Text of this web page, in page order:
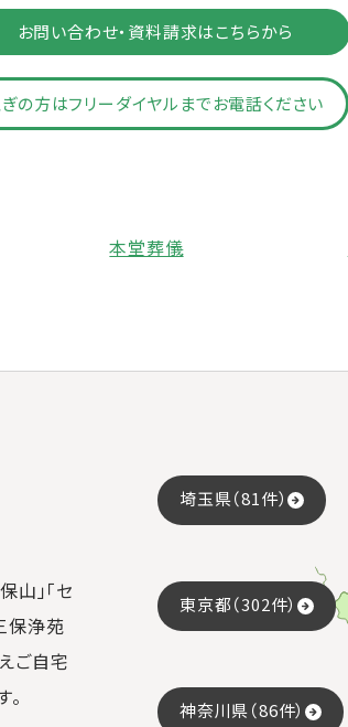
い合わせ・資料請求はこちらから
の方はフリーダイヤルまでお電話ください
本堂葬儀
山」「セ
保浄苑
ご自宅
埼玉県（81件）
東京都（302件）
神奈川県（86件）